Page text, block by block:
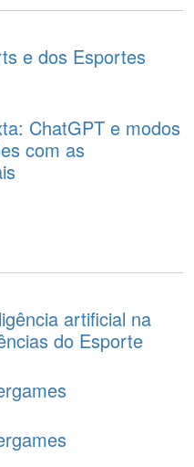
e dos Esportes
ChatGPT e modos
com as
artificial na
do Esporte